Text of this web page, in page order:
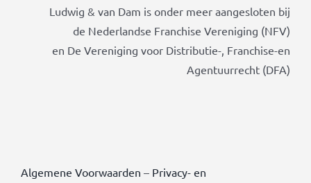
Ludwig & van Dam is onder meer aangesloten bij
de Nederlandse Franchise Vereniging (NFV)
en De Vereniging voor Distributie-, Franchise-en
Agentuurrecht (DFA)
Algemene Voorwaarden – Privacy- en